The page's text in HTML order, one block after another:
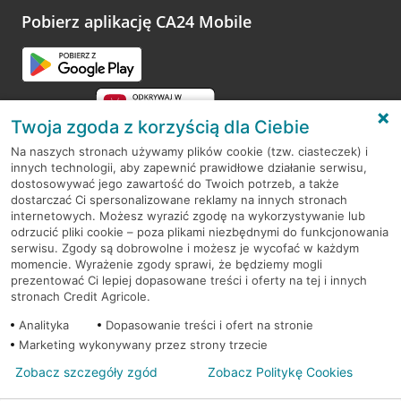
opinie.
Pobierz aplikację CA24 Mobile
RODO
Regulamin serwisu
Mapa serwisu
PolitykaCookies
© 2026 Credit Agricole Bank Polska S.A. Wszelkie prawa zastrzeżone
Twoja zgoda z korzyścią dla Ciebie
Na naszych stronach używamy plików cookie (tzw. ciasteczek) i
innych technologii, aby zapewnić prawidłowe działanie serwisu,
dostosowywać jego zawartość do Twoich potrzeb, a także
dostarczać Ci spersonalizowane reklamy na innych stronach
internetowych. Możesz wyrazić zgodę na wykorzystywanie lub
odrzucić pliki cookie – poza plikami niezbędnymi do funkcjonowania
serwisu. Zgody są dobrowolne i możesz je wycofać w każdym
momencie. Wyrażenie zgody sprawi, że będziemy mogli
prezentować Ci lepiej dopasowane treści i oferty na tej i innych
stronach Credit Agricole.
Analityka
Dopasowanie treści i ofert na stronie
Marketing wykonywany przez strony trzecie
Zobacz szczegóły zgód Zobacz Politykę Cookies